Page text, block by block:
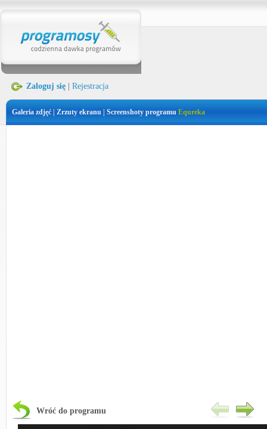
Zaloguj się Rejestracja
Galeria zdjęć | Zrzuty ekranu | Screenshoty programu Equreka
Wróć do programu